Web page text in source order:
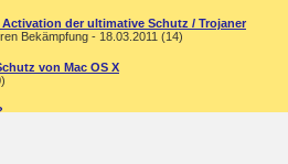
der ultimative Schutz / Trojaner
Bekämpfung - 18.03.2011 (14)
von Mac OS X
Bekämpfung - 16.09.2007 (8)